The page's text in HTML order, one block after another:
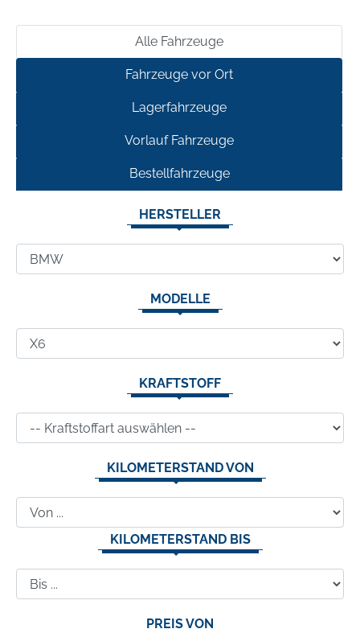
Alle Fahrzeuge
Fahrzeuge vor Ort
Lagerfahrzeuge
Vorlauf Fahrzeuge
Bestellfahrzeuge
HERSTELLER
MODELLE
KRAFTSTOFF
KILOMETERSTAND VON
KILOMETERSTAND BIS
PREIS VON